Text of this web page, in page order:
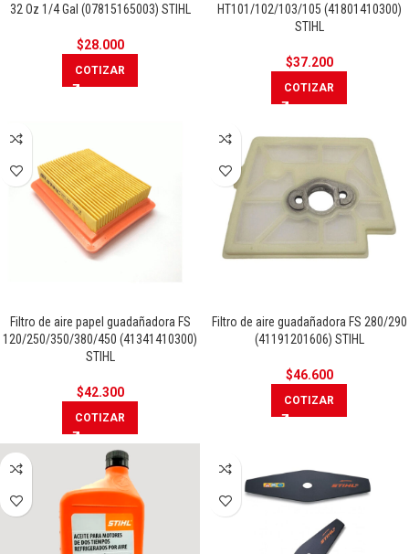
32 Oz 1/4 Gal (07815165003) STIHL
$28.000
COTIZAR
HT101/102/103/105 (41801410300)
STIHL
$37.200
COTIZAR
Filtro de aire papel guadañadora FS
120/250/350/380/450 (41341410300)
STIHL
$42.300
COTIZAR
Filtro de aire guadañadora FS 280/290
(41191201606) STIHL
$46.600
COTIZAR